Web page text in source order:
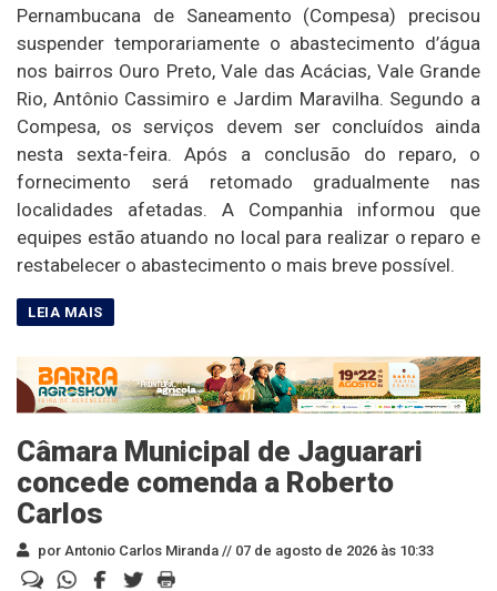
Pernambucana de Saneamento (Compesa) precisou
suspender temporariamente o abastecimento d’água
nos bairros Ouro Preto, Vale das Acácias, Vale Grande
Rio, Antônio Cassimiro e Jardim Maravilha. Segundo a
Compesa, os serviços devem ser concluídos ainda
nesta sexta-feira. Após a conclusão do reparo, o
fornecimento será retomado gradualmente nas
localidades afetadas. A Companhia informou que
equipes estão atuando no local para realizar o reparo e
restabelecer o abastecimento o mais breve possível.
Câmara Municipal de Jaguarari
concede comenda a Roberto
Carlos
por Antonio Carlos Miranda // 07 de agosto de 2026 às 10:33